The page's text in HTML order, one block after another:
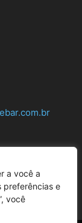
a você a
preferências e
você